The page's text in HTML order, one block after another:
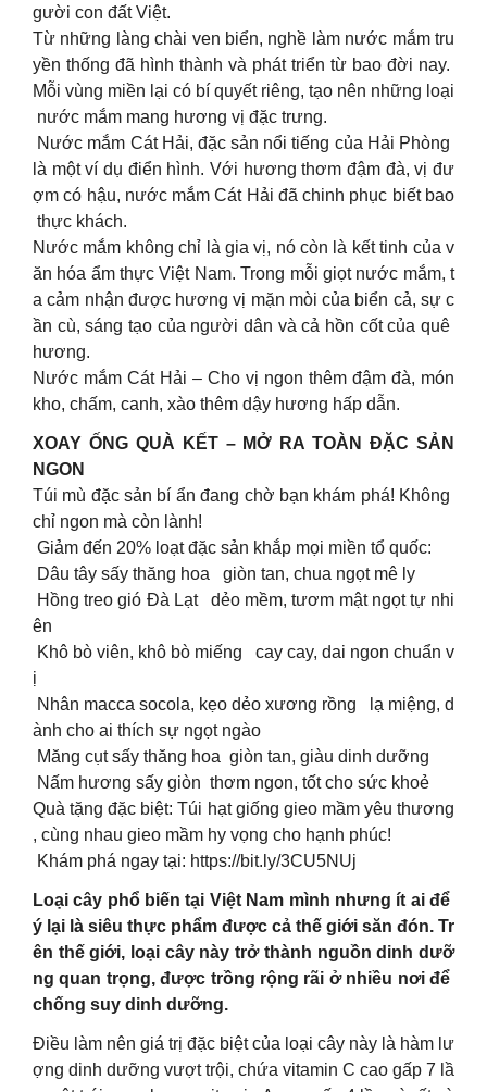
gười con đất Việt.
Từ những làng chài ven biển, nghề làm nước mắm tru
yền thống đã hình thành và phát triển từ bao đời nay.
Mỗi vùng miền lại có bí quyết riêng, tạo nên những loại
nước mắm mang hương vị đặc trưng.
Nước mắm Cát Hải, đặc sản nổi tiếng của Hải Phòng
là một ví dụ điển hình. Với hương thơm đậm đà, vị đư
ợm có hậu, nước mắm Cát Hải đã chinh phục biết bao
thực khách.
Nước mắm không chỉ là gia vị, nó còn là kết tinh của v
ăn hóa ẩm thực Việt Nam. Trong mỗi giọt nước mắm, t
a cảm nhận được hương vị mặn mòi của biển cả, sự c
ần cù, sáng tạo của người dân và cả hồn cốt của quê
hương.
Nước mắm Cát Hải – Cho vị ngon thêm đậm đà, món
kho, chấm, canh, xào thêm dậy hương hấp dẫn.
XOAY ỐNG QUÀ KẾT – MỞ RA TOÀN ĐẶC SẢN
NGON
Túi mù đặc sản bí ẩn đang chờ bạn khám phá! Không
chỉ ngon mà còn lành!
Giảm đến 20% loạt đặc sản khắp mọi miền tổ quốc:
Dâu tây sấy thăng hoa giòn tan, chua ngọt mê ly
Hồng treo gió Đà Lạt dẻo mềm, tươm mật ngọt tự nhi
ên
Khô bò viên, khô bò miếng cay cay, dai ngon chuẩn v
ị
Nhân macca socola, kẹo dẻo xương rồng lạ miệng, d
ành cho ai thích sự ngọt ngào
Măng cụt sấy thăng hoa giòn tan, giàu dinh dưỡng
Nấm hương sấy giòn thơm ngon, tốt cho sức khoẻ
Quà tặng đặc biệt: Túi hạt giống gieo mầm yêu thương
, cùng nhau gieo mầm hy vọng cho hạnh phúc!
Khám phá ngay tại: https://bit.ly/3CU5NUj
Loại cây phổ biến tại Việt Nam mình nhưng ít ai để
ý lại là siêu thực phẩm được cả thế giới săn đón. Tr
ên thế giới, loại cây này trở thành nguồn dinh dưỡ
ng quan trọng, được trồng rộng rãi ở nhiều nơi để
chống suy dinh dưỡng.
Điều làm nên giá trị đặc biệt của loại cây này là hàm lư
ợng dinh dưỡng vượt trội, chứa vitamin C cao gấp 7 lầ